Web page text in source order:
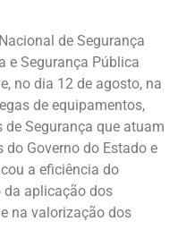
de Segurança
e Segurança Pública
no dia 12 de agosto, na
de equipamentos,
Segurança que atuam
do Governo do Estado e
a eficiência do
da aplicação dos
na valorização dos